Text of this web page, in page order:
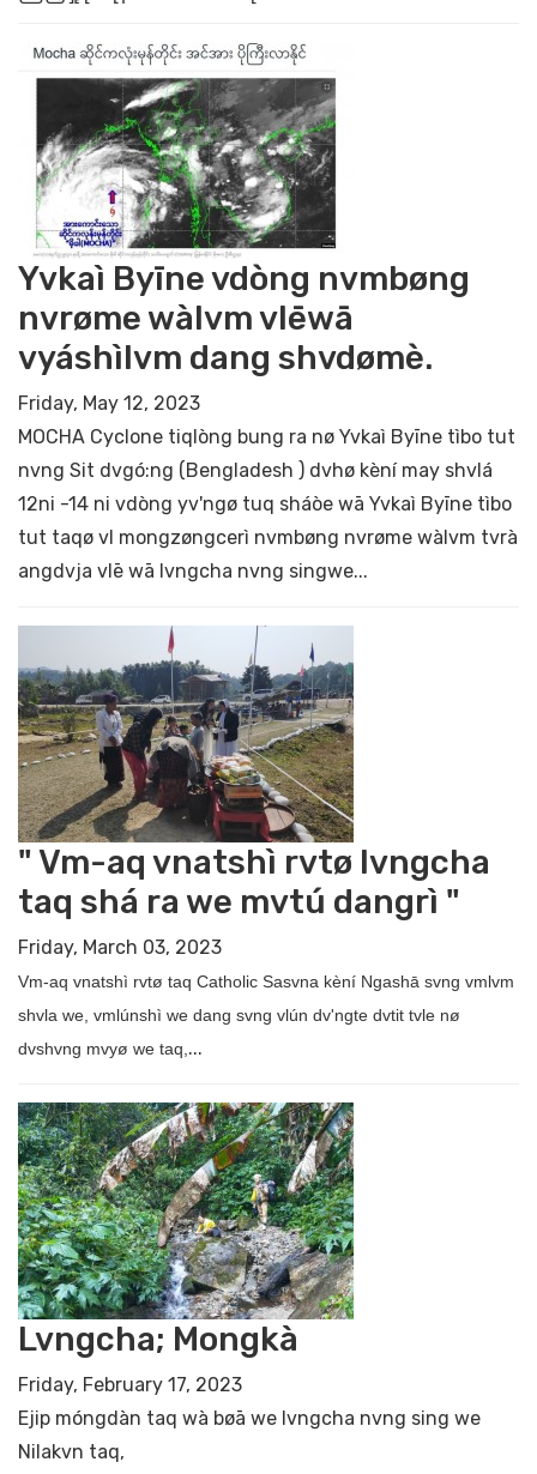
Yvkaì Byīne vdòng nvmbøng
nvrøme wàlvm vlēwā
vyáshìlvm dang shvdømè.
Friday, May 12, 2023
MOCHA Cyclone tiqlòng bung ra nø Yvkaì Byīne tìbo tut
nvng Sit dvgó:ng (Bengladesh ) dvhø kèní may shvlá
12ni -14 ni vdòng yv'ngø tuq sháòe wā Yvkaì Byīne tìbo
tut taqø vl mongzøngcerì nvmbøng nvrøme wàlvm tvrà
angdvja vlē wā lvngcha nvng singwe...
" Vm-aq vnatshì rvtø lvngcha
taq shá ra we mvtú dangrì "
Friday, March 03, 2023
Vm-aq vnatshì rvtø taq Catholic Sasvna kèní Ngashā svng vmlvm
shvla we, vmlúnshì we dang svng vlún dv'ngte dvtit tvle nø
dvshvng mvyø we taq, ...
Lvngcha; Mongkà
Friday, February 17, 2023
Ejip móngdàn taq wà bøā we lvngcha nvng sing we
Nilakvn taq,